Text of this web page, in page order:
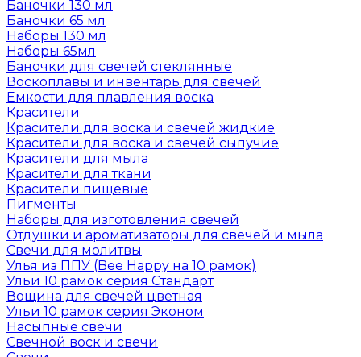
Баночки 130 мл
Баночки 65 мл
Наборы 130 мл
Наборы 65мл
Баночки для свечей стеклянные
Воскоплавы и инвентарь для свечей
Емкости для плавления воска
Красители
Красители для воска и свечей жидкие
Красители для воска и свечей сыпучие
Красители для мыла
Красители для ткани
Красители пищевые
Пигменты
Наборы для изготовления свечей
Отдушки и ароматизаторы для свечей и мыла
Свечи для молитвы
Улья из ППУ (Bee Happy на 10 рамок)
Ульи 10 рамок серия Стандарт
Вощина для свечей цветная
Ульи 10 рамок серия Эконом
Насыпные свечи
Свечной воск и свечи